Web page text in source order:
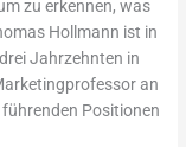
zu erkennen, was
Hollmann ist in
Jahrzehnten in
an
Positionen